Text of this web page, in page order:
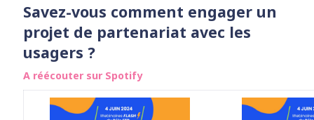
Savez-vous comment engager un
projet de partenariat avec les
usagers ?
A réécouter sur Spotify